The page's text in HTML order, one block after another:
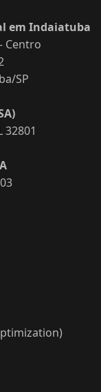
em Indaiatuba
Centro
SP
32801